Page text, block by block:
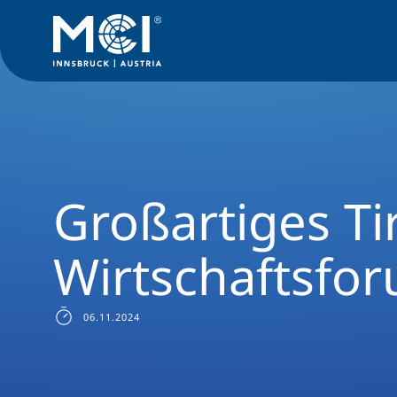
Großartiges
06.11.2024